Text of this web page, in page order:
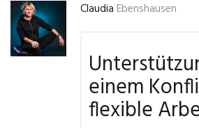
Claudia Ebenshausen
einem
flexible